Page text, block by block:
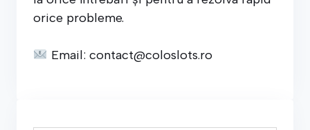
orice probleme.
Email: contact@coloslots.ro